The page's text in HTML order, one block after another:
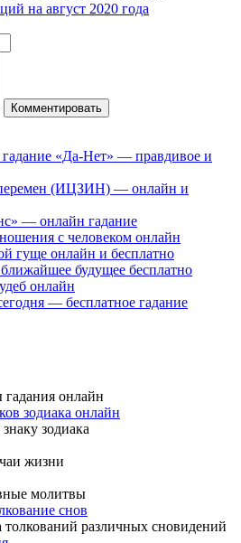
на август 2020 года
гадание «Да-Нет» — правдивое и
(ИЦЗИН) — онлайн и
— онлайн гадание
с человеком онлайн
гуще онлайн и бесплатно
будущее бесплатно
онлайн
— бесплатное гадание
онлайн
зодиака онлайн
зодиака
жизни
молитвы
снов
толкований различных сновидений